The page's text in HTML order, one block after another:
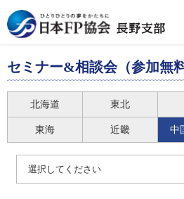
セミナー&相談会（参加無料
北海道 東北
東海 近畿 中
選択してください